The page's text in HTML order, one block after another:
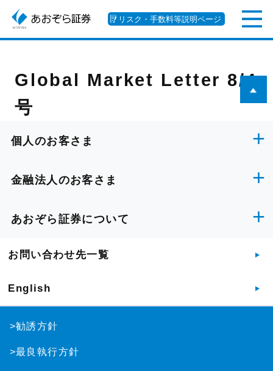
リスク・手数料等説明ページ
Global Market Letter 8/4
号
個人のお客さま
金融法人のお客さま
あおぞら証券について
お問い合わせ先一覧
English
>勧誘方針
>最良執行方針